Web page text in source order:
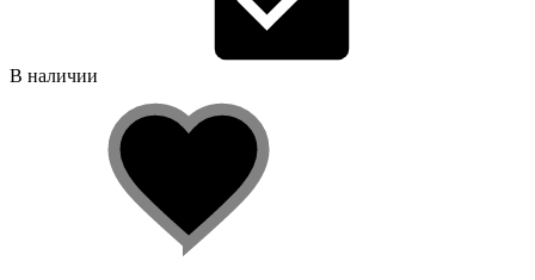
В наличии